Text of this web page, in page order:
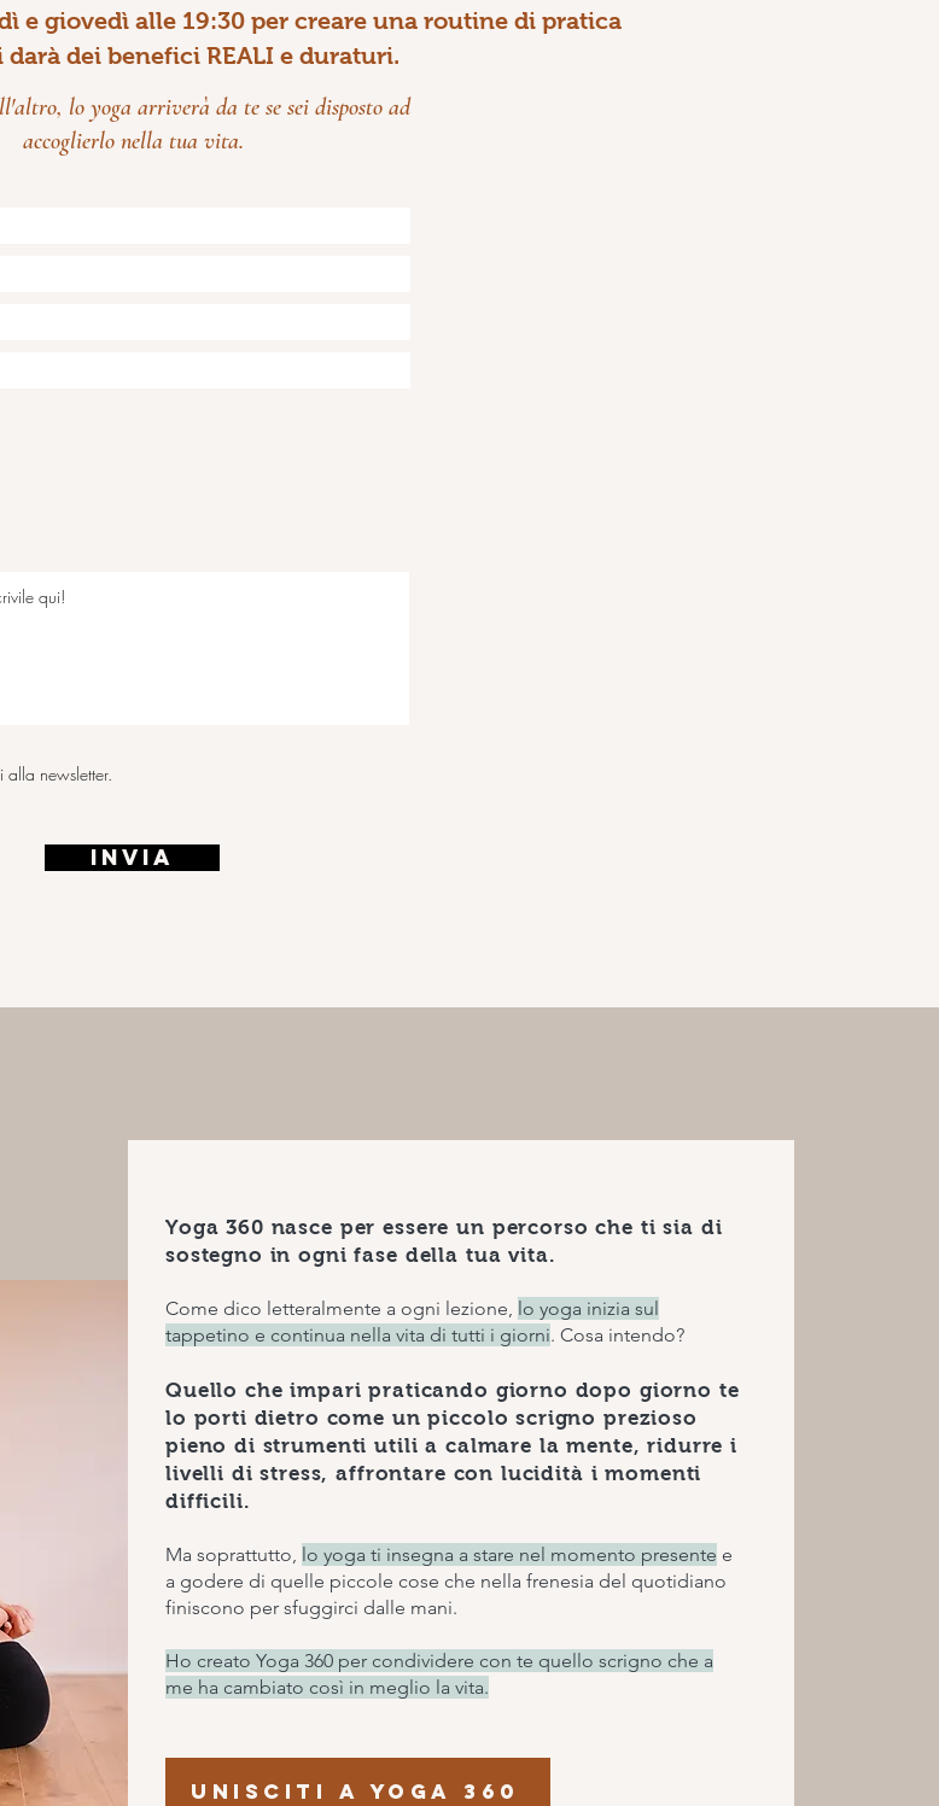
e giovedì alle 19:30 per creare una routine di pratica
darà dei benefici REALI e duraturi.
lo yoga arriverà da te se sei disposto ad
accoglierlo nella tua vita.
alla newsletter.
Invia
Yoga 360 nasce per essere un percorso che ti sia di
sostegno in ogni fase della tua vita.
Come dico letteralmente a ogni lezione, lo yoga inizia sul
tappetino e continua nella vita di tutti i giorni. Cosa intendo?
Quello che impari praticando giorno dopo giorno te
lo porti dietro come un piccolo scrigno prezioso
pieno di strumenti utili a calmare la mente, ridurre i
livelli di stress, affrontare con lucidità i momenti
difficili.
Ma soprattutto, lo yoga ti insegna a stare nel momento presente e
a godere di quelle piccole cose che nella frenesia del quotidiano
finiscono per sfuggirci dalle mani.
Ho creato Yoga 360 per condividere con te quello scrigno che a
me ha cambiato così in meglio la vita.
Unisciti a Yoga 360